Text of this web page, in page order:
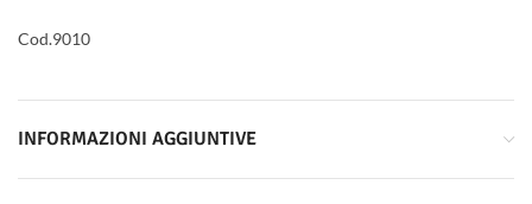
Cod.9010
INFORMAZIONI AGGIUNTIVE